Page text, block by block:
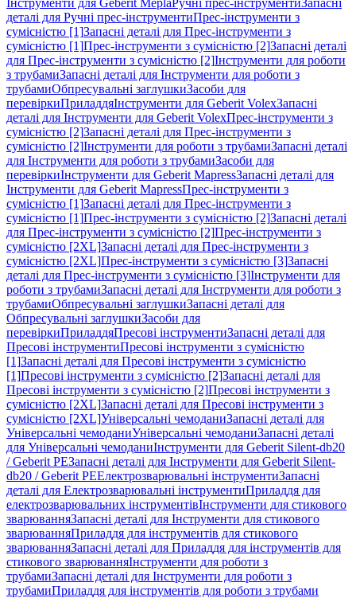
Інструменти для Geberit MeplaРучні прес-інструментиЗапасні
деталі для Ручні прес-інструментиПрес-інструменти з
сумісністю [1]Запасні деталі для Прес-інструменти з
сумісністю [1]Прес-інструменти з сумісністю [2]Запасні деталі
для Прес-інструменти з сумісністю [2]Інструменти для роботи
з трубамиЗапасні деталі для Інструменти для роботи з
трубамиОбпресувальні заглушкиЗасоби для
перевіркиПриладдяІнструменти для Geberit VolexЗапасні
деталі для Інструменти для Geberit VolexПрес-інструменти з
сумісністю [2]Запасні деталі для Прес-інструменти з
сумісністю [2]Інструменти для роботи з трубамиЗапасні деталі
для Інструменти для роботи з трубамиЗасоби для
перевіркиІнструменти для Geberit MapressЗапасні деталі для
Інструменти для Geberit MapressПрес-інструменти з
сумісністю [1]Запасні деталі для Прес-інструменти з
сумісністю [1]Прес-інструменти з сумісністю [2]Запасні деталі
для Прес-інструменти з сумісністю [2]Прес-інструменти з
сумісністю [2XL]Запасні деталі для Прес-інструменти з
сумісністю [2XL]Прес-інструменти з сумісністю [3]Запасні
деталі для Прес-інструменти з сумісністю [3]Інструменти для
роботи з трубамиЗапасні деталі для Інструменти для роботи з
трубамиОбпресувальні заглушкиЗапасні деталі для
Обпресувальні заглушкиЗасоби для
перевіркиПриладдяПресові інструментиЗапасні деталі для
Пресові інструментиПресові інструменти з сумісністю
[1]Запасні деталі для Пресові інструменти з сумісністю
[1]Пресові інструменти з сумісністю [2]Запасні деталі для
Пресові інструменти з сумісністю [2]Пресові інструменти з
сумісністю [2XL]Запасні деталі для Пресові інструменти з
сумісністю [2XL]Універсальні чемоданиЗапасні деталі для
Універсальні чемоданиУніверсальні чемоданиЗапасні деталі
для Універсальні чемоданиІнструменти для Geberit Silent-db20
/ Geberit PEЗапасні деталі для Інструменти для Geberit Silent-
db20 / Geberit PEЕлектрозварювальні інструментиЗапасні
деталі для Електрозварювальні інструментиПриладдя для
електрозварювальних інструментівІнструменти для стикового
зварюванняЗапасні деталі для Інструменти для стикового
зварюванняПриладдя для інструментів для стикового
зварюванняЗапасні деталі для Приладдя для інструментів для
стикового зварюванняІнструменти для роботи з
трубамиЗапасні деталі для Інструменти для роботи з
трубамиПриладдя для інструментів для роботи з трубами